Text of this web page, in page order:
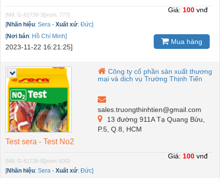
[Mã: G-61738-3][xem: 777]
[Nhãn hiệu: Sera - Xuất xứ: Đức]
[Nơi bán: Hồ Chí Minh]
2023-11-22 16:21:25]
Giá: 100 vnđ
Mua hàng
Công ty cổ phần sản xuất thương
mại và dịch vụ Trường Thịnh Tiến
sales.truongthinhtien@gmail.com
13 đường 911A Tạ Quang Bửu,
P.5, Q.8, HCM
Test sera - Test No2
[Mã: G-61738-8][xem: 630]
[Nhãn hiệu: Sera - Xuất xứ: Đức]
Giá: 100 vnđ